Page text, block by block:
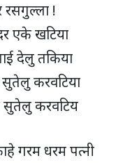
रसगुल्ला !
एके खटिया
देलु तकिया
करवटिया
करवटिय
गरम धरम पत्नी